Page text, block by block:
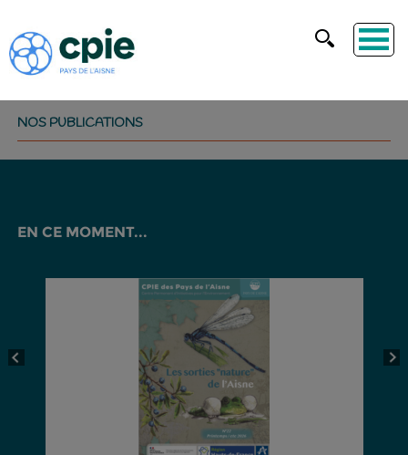
NOS PUBLICATIONS
EN CE MOMENT...